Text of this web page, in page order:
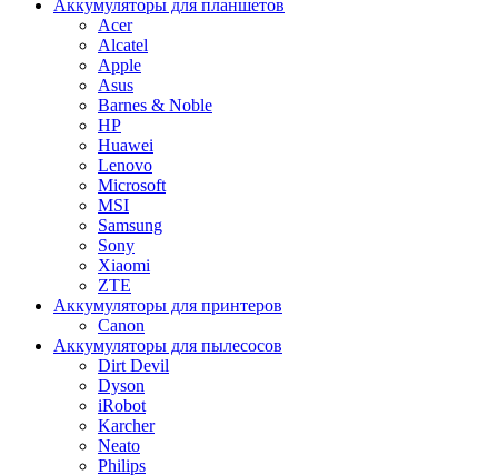
Аккумуляторы для планшетов
Acer
Alcatel
Apple
Asus
Barnes & Noble
HP
Huawei
Lenovo
Microsoft
MSI
Samsung
Sony
Xiaomi
ZTE
Аккумуляторы для принтеров
Canon
Аккумуляторы для пылесосов
Dirt Devil
Dyson
iRobot
Karcher
Neato
Philips